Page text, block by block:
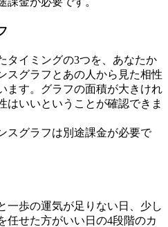
タイミングの3つを、あなたか
スグラフとあの人から見た相性
ます。グラフの面積が大きけれ
はいいということが確認できま
スグラフは別途課金が必要で
一歩の運気が足りない日、少し
任せた方がいい日の4段階のカ